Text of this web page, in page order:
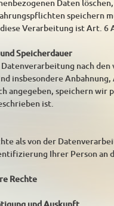
Daten
speichern
Verarbeitung ist Art. 6
Speicherdauer
nach
insbesondere
angegeben, speichern wir
ist.
als von der
Ihrer Person
Rechte